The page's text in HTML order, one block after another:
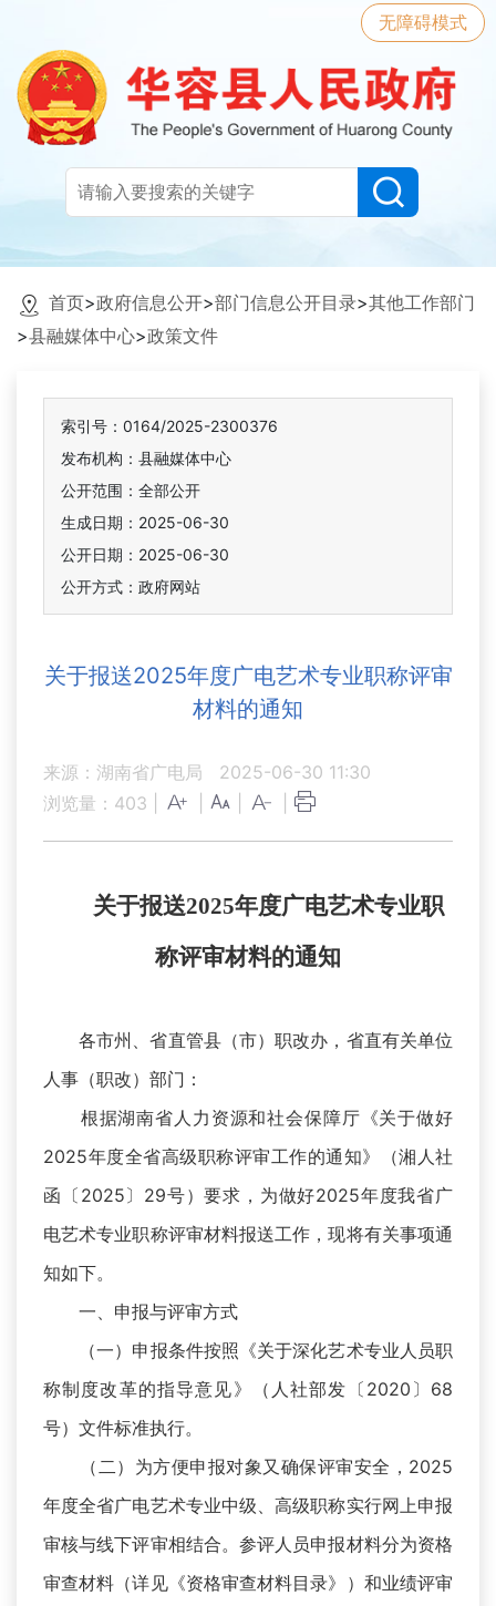
无障碍模式
首页>政府信息公开>部门信息公开目录>其他工作部门
>县融媒体中心>政策文件
索引号：0164/2025-2300376
发布机构：县融媒体中心
公开范围：全部公开
生成日期：2025-06-30
公开日期：2025-06-30
公开方式：政府网站
关于报送2025年度广电艺术专业职称评审
材料的通知
来源：湖南省广电局
2025-06-30 11:30
浏览量： 403
关于报送2025年度广电艺术专业职
称评审材料的通知
各市州、省直管县（市）职改办，省直有关单位
人事（职改）部门：
根据湖南省人力资源和社会保障厅《关于做好
2025年度全省高级职称评审工作的通知》（湘人社
函〔2025〕29号）要求，为做好2025年度我省广
电艺术专业职称评审材料报送工作，现将有关事项通
知如下。
一、申报与评审方式
（一）申报条件按照《关于深化艺术专业人员职
称制度改革的指导意见》（人社部发〔2020〕68
号）文件标准执行。
（二）为方便申报对象又确保评审安全，2025
年度全省广电艺术专业中级、高级职称实行网上申报
审核与线下评审相结合。参评人员申报材料分为资格
审查材料（详见《资格审查材料目录》）和业绩评审